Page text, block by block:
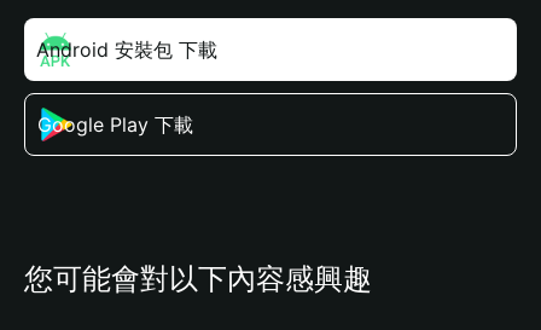
Android 安裝包 下載
Google Play 下載
您可能會對以下內容感興趣